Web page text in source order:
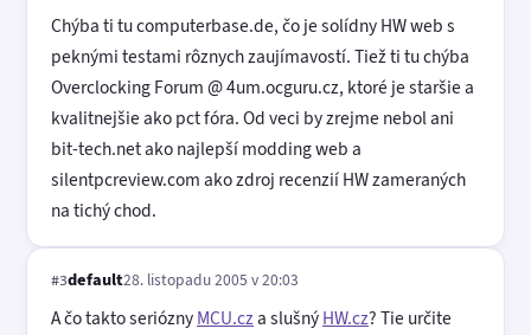
Chýba ti tu computerbase.de, čo je solídny HW web s
peknými testami rôznych zaujímavostí. Tiež ti tu chýba
Overclocking Forum @ 4um.ocguru.cz, ktoré je staršie a
kvalitnejšie ako pct fóra. Od veci by zrejme nebol ani
bit-tech.net ako najlepší modding web a
silentpcreview.com ako zdroj recenzií HW zameraných
na tichý chod.
#3default28. listopadu 2005 v 20:03
A čo takto serióznyMCU.cza slušnýHW.cz? Tie určite